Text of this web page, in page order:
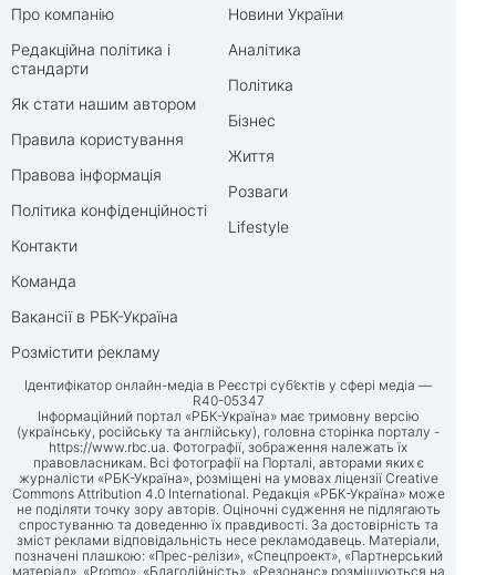
Про компанію
Редакційна політика і
стандарти
Як стати нашим автором
Правила користування
Правова інформація
Політика конфіденційності
Контакти
Команда
Вакансії в РБК-Україна
Розмістити рекламу
Новини України
Аналітика
Політика
Бізнес
Життя
Розваги
Lifestyle
Ідентифікатор онлайн-медіа в Реєстрі суб’єктів у сфері медіа —
R40-05347
Інформаційний портал «РБК-Україна» має тримовну версію
(українську, російську та англійську), головна сторінка порталу -
https://www.rbc.ua. Фотографії, зображення належать їх
правовласникам. Всі фотографії на Порталі, авторами яких є
журналісти «РБК-Україна», розміщені на умовах ліцензії Creative
Commons Attribution 4.0 International. Редакція «РБК-Україна» може
не поділяти точку зору авторів. Оціночні судження не підлягають
спростуванню та доведенню їх правдивості. За достовірність та
зміст реклами відповідальність несе рекламодавець. Матеріали,
позначені плашкою: «Прес-релізи», «Спецпроект», «Партнерський
матеріал», «Promo», «Благодійність», «Резонанс» розміщуються на